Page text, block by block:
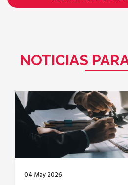
NOTICIAS
04 May 2026